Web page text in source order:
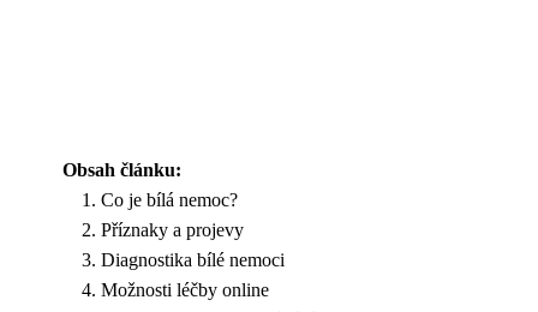
Obsah článku:
Co je bílá nemoc?
Příznaky a projevy
Diagnostika bílé nemoci
Možnosti léčby online